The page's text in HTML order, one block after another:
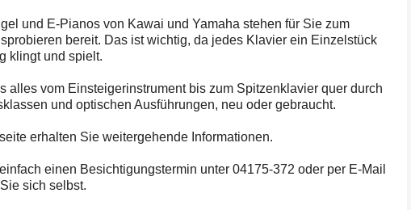
und E-Pianos von Kawai und Yamaha stehen für Sie zum
bereit. Das ist wichtig, da jedes Klavier ein Einzelstück
klingt und spielt.
alles vom Einsteigerinstrument bis zum Spitzenklavier quer durch
und optischen Ausführungen, neu oder gebraucht.
erhalten Sie weitergehende Informationen.
einen Besichtigungstermin unter 04175-372 oder per E-Mail
sich selbst.